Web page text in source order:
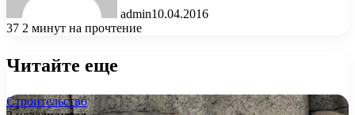
admin10.04.2016
37 2 минут на прочтение
Читайте еще
Строительство